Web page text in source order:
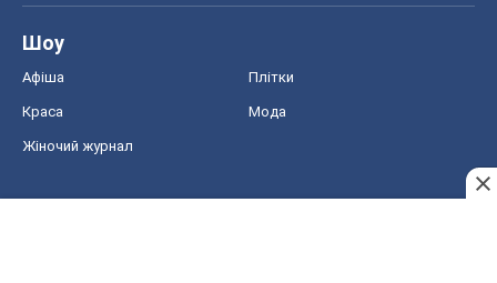
Шоу
Афіша Плітки
Краса Мода
Жіночий журнал